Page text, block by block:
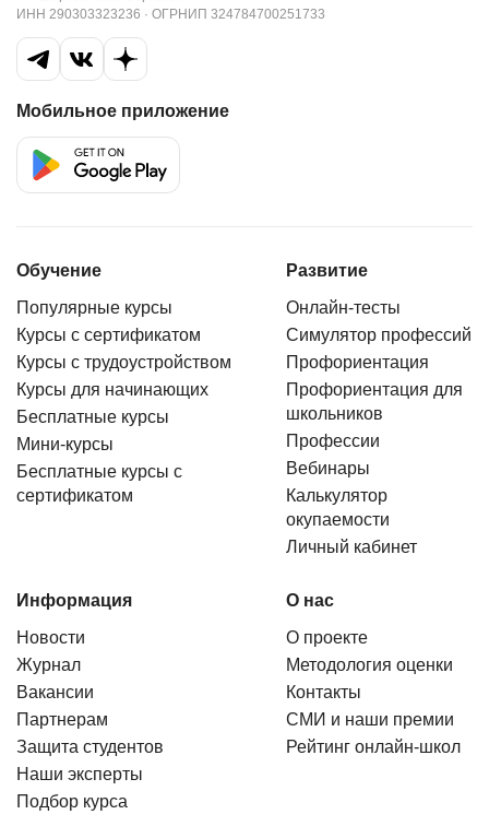
ИНН 290303323236 · ОГРНИП 324784700251733
Мобильное приложение
Обучение
Популярные курсы
Курсы с сертификатом
Курсы с трудоустройством
Курсы для начинающих
Бесплатные курсы
Мини-курсы
Бесплатные курсы с
сертификатом
Развитие
Онлайн-тесты
Симулятор профессий
Профориентация
Профориентация для
школьников
Профессии
Вебинары
Калькулятор
окупаемости
Личный кабинет
Информация
Новости
Журнал
Вакансии
Партнерам
Защита студентов
Наши эксперты
Подбор курса
О нас
О проекте
Методология оценки
Контакты
СМИ и наши премии
Рейтинг онлайн-школ